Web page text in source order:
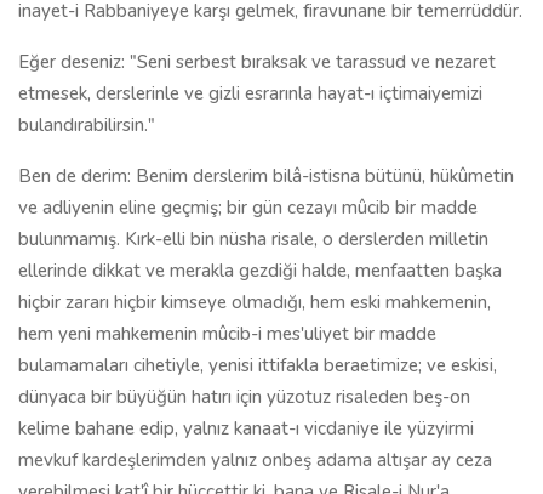
inayet-i Rabbaniyeye karşı gelmek, firavunane bir temerrüddür.
Eğer deseniz: "Seni serbest bıraksak ve tarassud ve nezaret
etmesek, derslerinle ve gizli esrarınla hayat-ı içtimaiyemizi
bulandırabilirsin."
Ben de derim: Benim derslerim bilâ-istisna bütünü, hükûmetin
ve adliyenin eline geçmiş; bir gün cezayı mûcib bir madde
bulunmamış. Kırk-elli bin nüsha risale, o derslerden milletin
ellerinde dikkat ve merakla gezdiği halde, menfaatten başka
hiçbir zararı hiçbir kimseye olmadığı, hem eski mahkemenin,
hem yeni mahkemenin mûcib-i mes'uliyet bir madde
bulamamaları cihetiyle, yenisi ittifakla beraetimize; ve eskisi,
dünyaca bir büyüğün hatırı için yüzotuz risaleden beş-on
kelime bahane edip, yalnız kanaat-ı vicdaniye ile yüzyirmi
mevkuf kardeşlerimden yalnız onbeş adama altışar ay ceza